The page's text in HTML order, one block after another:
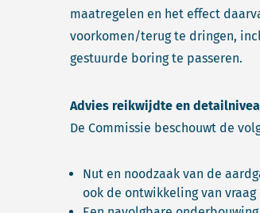
maatregelen en het effect
voorkomen/terug te dringen,
gestuurde boring te passeren.
Advies reikwijdte en
De Commissie beschouwt de
Nut en noodzaak van de
ook de ontwikkeling van